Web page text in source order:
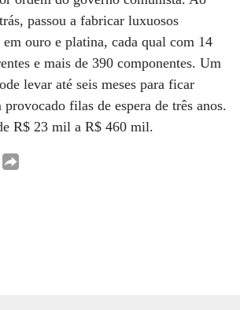
passou a fabricar luxuosos
ouro e platina, cada qual com 14
e mais de 390 componentes. Um
levar até seis meses para ficar
filas de espera de três anos.
R$ 23 mil a R$ 460 mil.